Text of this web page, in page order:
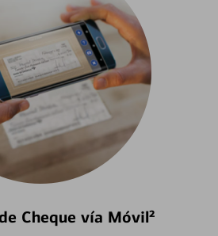
Cheque vía Móvil²